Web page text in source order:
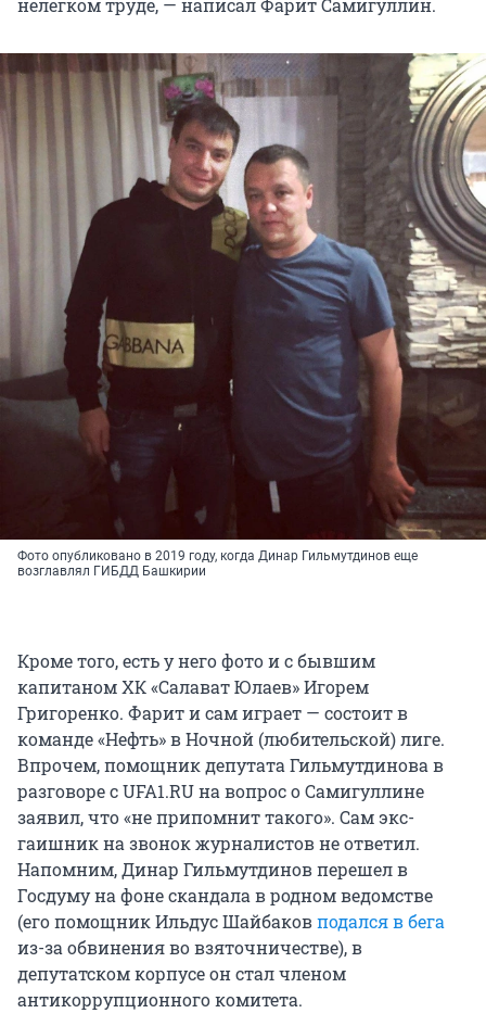
Фото опубликовано в 2019 году, когда Динар Гильмутдинов еще
возглавлял ГИБДД Башкирии
Кроме того, есть у него фото и с бывшим
капитаном ХК «Салават Юлаев» Игорем
Григоренко. Фарит и сам играет — состоит в
команде «Нефть» в Ночной (любительской) лиге.
Впрочем, помощник депутата Гильмутдинова в
разговоре с UFA1.RU на вопрос о Самигуллине
заявил, что «не припомнит такого». Сам экс-
гаишник на звонок журналистов не ответил.
Напомним, Динар Гильмутдинов перешел в
Госдуму на фоне скандала в родном ведомстве
(его помощник Ильдус Шайбаковподался в бега
из-за обвинения во взяточничестве), в
депутатском корпусе он стал членом
антикоррупционного комитета.